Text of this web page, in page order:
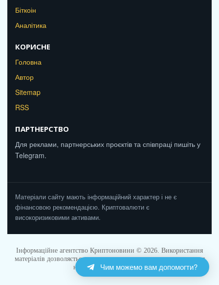
Біткоін
Аналітика
КОРИСНЕ
Головна
Автор
Sitemap
RSS
ПАРТНЕРСТВО
Для реклами, партнерських проєктів та співпраці пишіть у
Telegram.
Матеріали сайту мають інформаційний характер і не є
фінансовою рекомендацією. Криптовалюти є
високоризиковими активами.
Інформаційне агентство Криптоновини © 2026. Використання
матеріалів дозволяється за умови прямого активного посилання
на Cryptonovunu.com.ua.
Чим можемо вам допомогти?